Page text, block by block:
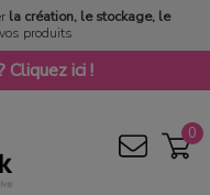
la création, le stockage, le
produits
Cliquez ici !
0